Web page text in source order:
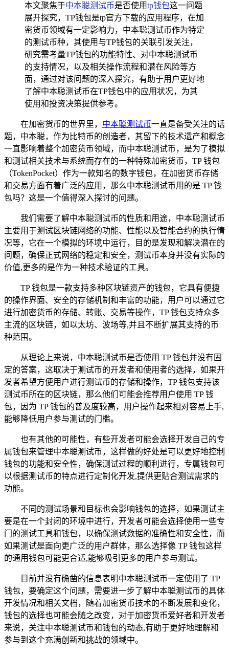
本文聚焦于中本聪测试币是否使用tp钱包这一问题
展开探究，TP钱包是tp官方下载的应用程序，在加
密货币领域有一定影响力，中本聪测试币作为特定
的测试币种，其使用与TP钱包的关联引发关注，
研究需考量TP钱包的功能特性、对中本聪测试币
的支持情况，以及相关操作流程和潜在风险等方
面，通过对该问题的深入探究，有助于用户更好地
了解中本聪测试币在TP钱包中的应用状况，为其
使用和投资决策提供参考。
在加密货币的世界里， 中本聪测试币一直是备受关注的话
题，中本聪，作为比特币的创造者，其留下的技术遗产和概念
一直影响着整个加密货币领域，而中本聪测试币，是为了模拟
和测试相关技术与系统而存在的一种特殊加密货币，TP 钱包
（TokenPocket）作为一款知名的数字钱包，在加密货币存储
和交易方面有着广泛的应用，那么中本聪测试币用的是 TP 钱
包吗？这是一个值得深入探讨的问题。
我们需要了解中本聪测试币的性质和用途，中本聪测试币
主要用于测试区块链网络的功能、性能以及智能合约的执行情
况等，它在一个模拟的环境中运行，目的是发现和解决潜在的
问题，确保正式网络的稳定和安全，测试币本身并没有实际的
价值,更多的是作为一种技术验证的工具。
TP 钱包是一款支持多种区块链资产的钱包，它具有便捷
的操作界面、安全的存储机制和丰富的功能，用户可以通过它
进行加密货币的存储、转账、交易等操作，TP 钱包支持众多
主流的区块链，如以太坊、波场等,并且不断扩展其支持的币
种范围。
从理论上来说，中本聪测试币是否使用 TP 钱包并没有固
定的答案，这取决于测试币的开发者和使用者的选择，如果开
发者希望方便用户进行测试币的存储和操作，TP 钱包支持该
测试币所在的区块链，那么他们可能会推荐用户使用 TP 钱
包，因为 TP 钱包的普及度较高，用户操作起来相对容易上手,
能够降低用户参与测试的门槛。
也有其他的可能性，有些开发者可能会选择开发自己的专
属钱包来管理中本聪测试币，这样做的好处是可以更好地控制
钱包的功能和安全性，确保测试过程的顺利进行，专属钱包可
以根据测试币的特点进行定制化开发,提供更贴合测试需求的
功能。
不同的测试场景和目标也会影响钱包的选择，如果测试主
要是在一个封闭的环境中进行，开发者可能会选择使用一些专
门的测试工具和钱包，以确保测试数据的准确性和安全性，而
如果测试是面向更广泛的用户群体，那么选择像 TP 钱包这样
的通用钱包可能更合适,能够吸引更多的用户参与测试。
目前并没有确凿的信息表明中本聪测试币一定使用了 TP
钱包，要确定这个问题，需要进一步了解中本聪测试币的具体
开发情况和相关文档，随着加密货币技术的不断发展和变化，
钱包的选择也可能会随之改变，对于加密货币爱好者和开发者
来说，关注中本聪测试币和钱包的动态,有助于更好地理解和
参与到这个充满创新和挑战的领域中。